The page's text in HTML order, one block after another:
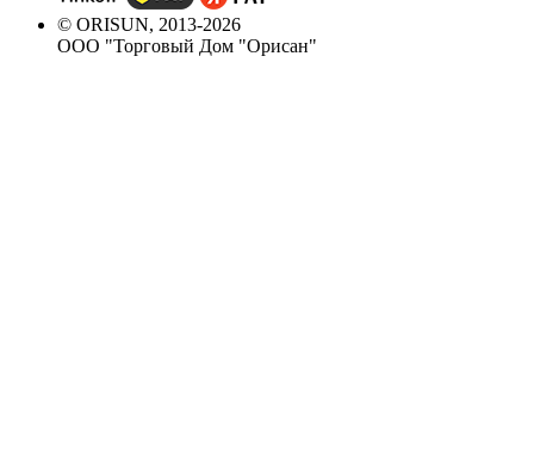
© ORISUN, 2013-2026
ООО "Торговый Дом "Орисан"